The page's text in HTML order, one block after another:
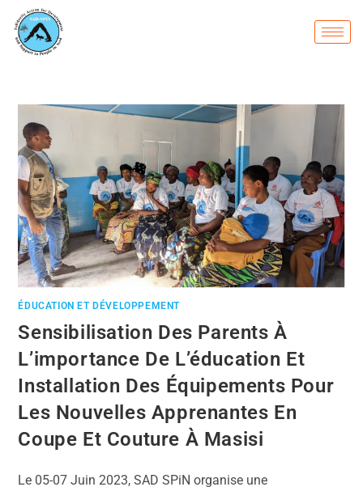
ÉDUCATION ET DÉVELOPPEMENT
Sensibilisation Des Parents À
L’importance De L’éducation Et
Installation Des Équipements Pour
Les Nouvelles Apprenantes En
Coupe Et Couture À Masisi
Le 05-07 Juin 2023, SAD SPiN organise une